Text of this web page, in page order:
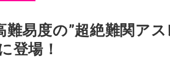
難易度の”超絶難関ア
登場！